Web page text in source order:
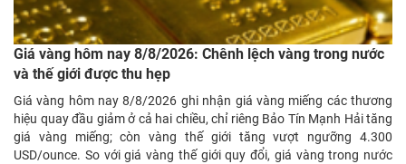
Giá vàng hôm nay 8/8/2026: Chênh lệch vàng trong nước
và thế giới được thu hẹp
Giá vàng hôm nay 8/8/2026 ghi nhận giá vàng miếng các thương
hiệu quay đầu giảm ở cả hai chiều, chỉ riêng Bảo Tín Mạnh Hải tăng
giá vàng miếng; còn vàng thế giới tăng vượt ngưỡng 4.300
USD/ounce. So với giá vàng thế giới quy đổi, giá vàng trong nước